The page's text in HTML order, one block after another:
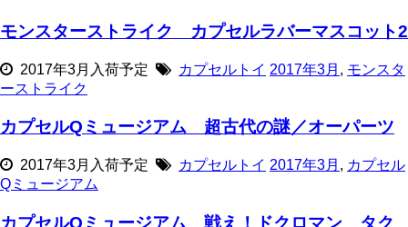
モンスターストライク カプセルラバーマスコット2
カプセルトイ 2017年3月 , モンスタ
ーストライク
カプセルQミュージアム 超古代の謎／オーパーツ
カプセルトイ 2017年3月 , カプセル
Qミュージアム
カプセルQミュージアム 戦え！ドクロマン タク